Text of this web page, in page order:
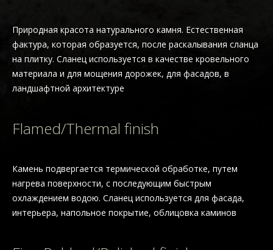
Природная красота натурального камня. Естественная
фактура, которая образуется, после раскалывания сланца
на плитку. Сланец используется в качестве кровельного
материала и для мощения дорожек, для фасадов, в
ландшафтной архитектуре
Flamed/Thermal finish
Камень подвергается термической обработке, путем
нагрева поверхности, с последующим быстрым
охлаждением водою. Сланец используется для фасада,
интерьера, напольное покрытие, облицовкa каминов